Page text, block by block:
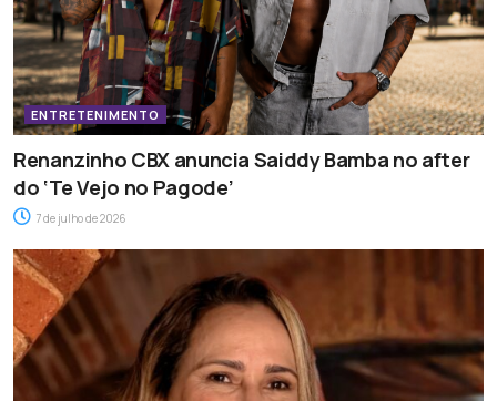
ENTRETENIMENTO
Renanzinho CBX anuncia Saiddy Bamba no after
do ‘Te Vejo no Pagode’
7 de julho de 2026